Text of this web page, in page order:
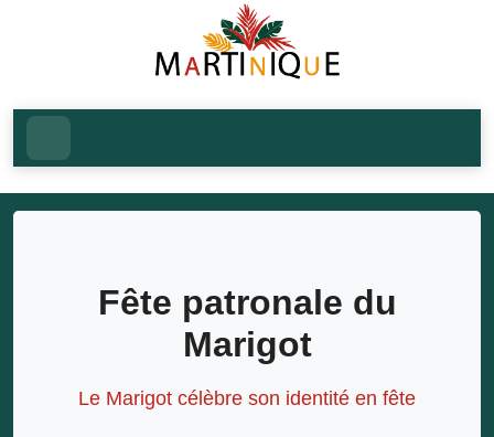
Fête patronale du
Marigot
Le Marigot célèbre son identité en fête